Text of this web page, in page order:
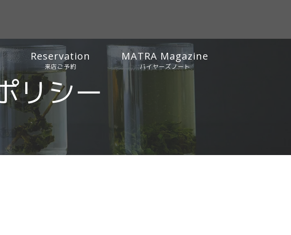
Reservation
来店ご予約
MATRA Magazine
バイヤーズノート
お知らせ
バイヤーズノート
ピックアップ
リシー